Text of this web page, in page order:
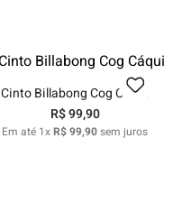
Cinto Billabong Cog Cáqui
R$99,90
Em até 1xR$99,90sem juros